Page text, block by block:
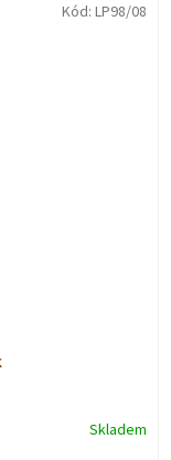
Skladem
Kód: LP98/08